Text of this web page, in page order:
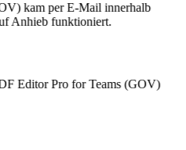
kam per E-Mail innerhalb
Anhieb funktioniert.
Editor Pro for Teams (GOV)